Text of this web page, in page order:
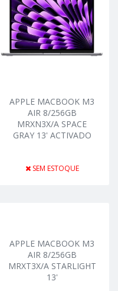
APPLE MACBOOK M3
AIR 8/256GB
MRXN3X/A SPACE
GRAY 13' ACTIVADO
SEM ESTOQUE
APPLE MACBOOK M3
AIR 8/256GB
MRXT3X/A STARLIGHT
13'